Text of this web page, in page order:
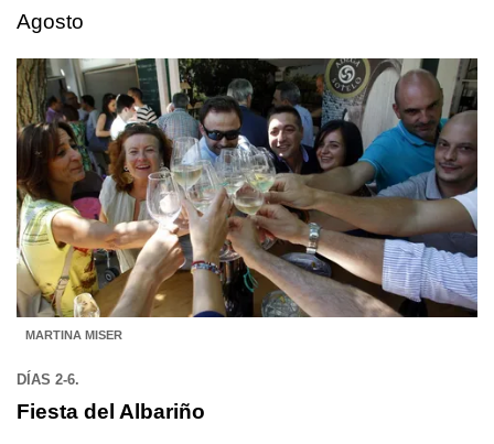
Agosto
MARTINA MISER
DÍAS 2-6.
Fiesta del Albariño